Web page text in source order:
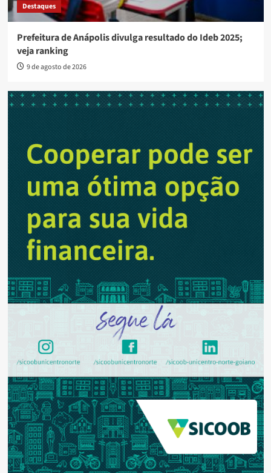
Destaques
Prefeitura de Anápolis divulga resultado do Ideb 2025;
veja ranking
9 de agosto de 2026